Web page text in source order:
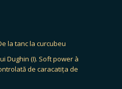
la tanc la curcubeu
Dughin (I). Soft power à
de caracatița de